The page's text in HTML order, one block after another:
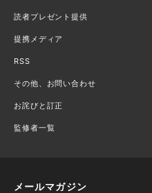
読者プレゼント提供
提携メディア
RSS
その他、お問い合わせ
お詫びと訂正
監修者一覧
メールマガジン